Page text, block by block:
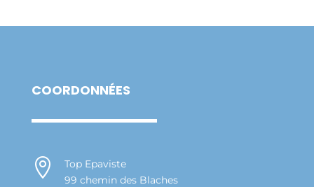
COORDONNÉES

Top Epaviste
99 chemin des Blaches